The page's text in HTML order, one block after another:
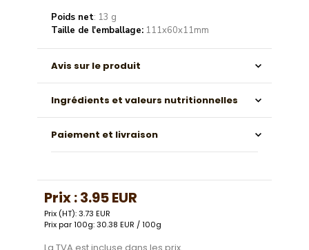
Poids net: 13 g
Taille de l'emballage: 111x60x11mm
Avis sur le produit
Ingrédients et valeurs nutritionnelles
Paiement et livraison
Prix :3.95 EUR
Prix (HT): 3.73 EUR
Prix par 100g: 30.38 EUR / 100g